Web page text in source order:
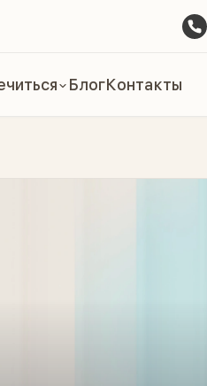
БлогКонтакты